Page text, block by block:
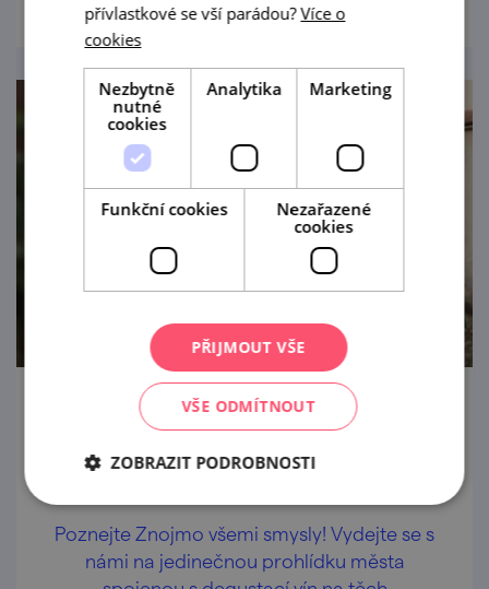
Letní procházka Znojmem s ochutnávkou
vín
Poznejte Znojmo všemi smysly! Vydejte se s
námi na jedinečnou prohlídku města
přívlastkové se vší parádou?Více o
cookies
Nezbytně
nutné
cookies
Analytika Marketing
Funkční cookies
Nezařazené
cookies
PŘIJMOUT VŠE
VŠE ODMÍTNOUT
ZOBRAZIT PODROBNOSTI